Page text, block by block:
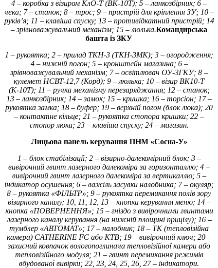
4 – коробка з візиром КлО-Т (ВК-10Т); 5 – ланкозбірник; 6 –
чека; 7 – станок; 8 – трос; 9 – пристрій для кріплення ЗУ; 10 –
руків’я; 11 – клавіша спуску; 13 – противідкатний пристрій; 14
– зрівноважувальний механізм; 15 – люлька.Командирська
башта із ЗКУ
1 – рукоятка; 2 – прилад ТКН-3 (ТКН-3МК); 3 – огородження;
4 – нижній погон; 5 – кронштейн магазина; 6 –
зрівноважувальний механізм; 7 – освітлювач ОУ-3ГКУ; 8 –
кулемет НСВТ-12,7 (Корд); 9 – люлька; 10 – візир ВК10-Т
(К-10Т); 11 – ручка механізму перезаряджання; 12 – станок;
13 – ланкозбірник; 14 – замок; 15 – кришка; 16 – торсіон; 17 –
рукоятка замка; 18 – буфер; 19 – верхній погон (блок люка); 20
– контактне кільце; 21 – рукоятка стопора кришки; 22 –
стопор люка; 23 – клавіша спуску; 24 – магазин.
Лицьова панель керування ПНМ «Сосна-У»
1 – блок стабілізації; 2 – візирно-далекомірний блок; 3 –
вивірочний гвинт лазерного далекоміра за горизонталлю; 4 –
вивірочний гвинт лазерного далекоміра за вертикаллю; 5 –
індикатор осушення; 6 – важіль засувки налобника; 7 – окуляр;
8 – рукоятка «ФІЛЬТР»; 9 – рукоятка перемикання полів зору
візирного каналу; 10, 11, 12, 13 – кнопки керування меню; 14 –
кнопка «ПОВЕРНЕННЯ»; 15 – гніздо з вивірочними гвинтами
лазерного каналу керування (на нижній площині прицілу); 16 –
тумблер «АВТОМАТ»; 17 – налобник; 18 – ТК (тепловізійна
камера) CATHERINE FC або КТВ; 19 – вивірочний ключ; 20 –
захисний ковпачок вологопоглинача тепловізійної камери або
тепловізійного модуля; 21 – гвинт перемикання режимів
вбудованої вивірки; 22, 23, 24, 25, 26, 27 – індикатори.